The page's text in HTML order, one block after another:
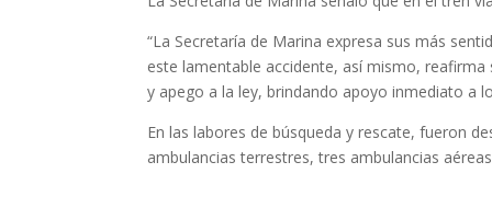
“La Secretaría de Marina expresa sus más
este lamentable accidente, así mismo,
y apego a la ley, brindando apoyo inmediato a
En las labores de búsqueda y rescate, fueron
ambulancias terrestres, tres ambulancias